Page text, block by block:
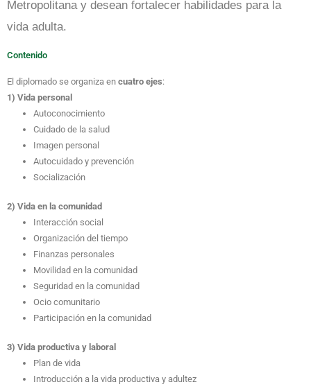
Metropolitana y desean fortalecer habilidades para la
vida adulta.
Contenido
El diplomado se organiza en cuatro ejes:
1) Vida personal
Autoconocimiento
Cuidado de la salud
Imagen personal
Autocuidado y prevención
Socialización
2) Vida en la comunidad
Interacción social
Organización del tiempo
Finanzas personales
Movilidad en la comunidad
Seguridad en la comunidad
Ocio comunitario
Participación en la comunidad
3) Vida productiva y laboral
Plan de vida
Introducción a la vida productiva y adultez